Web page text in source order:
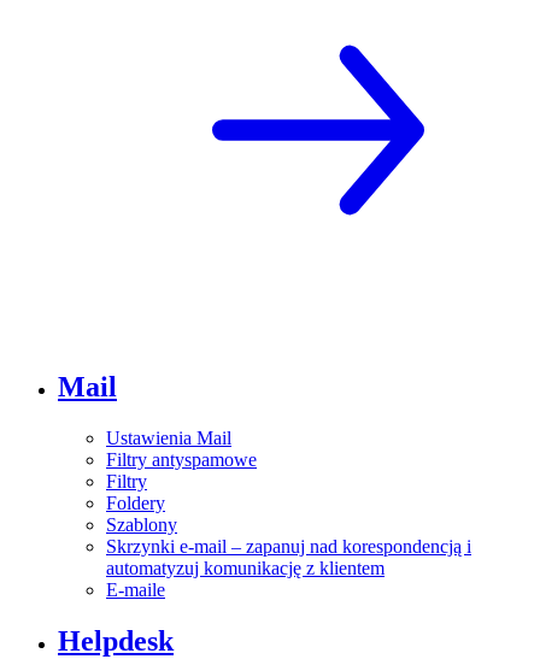
Mail
Ustawienia Mail
Filtry antyspamowe
Filtry
Foldery
Szablony
Skrzynki e-mail – zapanuj nad korespondencją i
automatyzuj komunikację z klientem
E-maile
Helpdesk